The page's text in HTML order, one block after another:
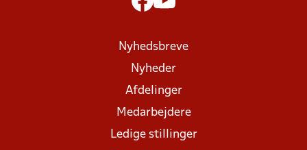
Nyhedsbreve
Nyheder
Afdelinger
Medarbejdere
Ledige stillinger